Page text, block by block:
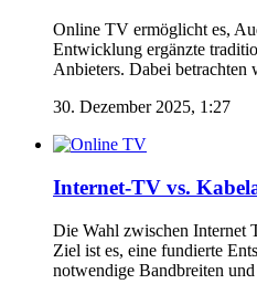
Online TV ermöglicht es,
Entwicklung ergänzte
Anbieters. Dabei
30. Dezember 2025, 1:27
Internet-TV vs.
Die Wahl zwischen Internet
Ziel ist es, eine fundierte
notwendige Bandbreiten